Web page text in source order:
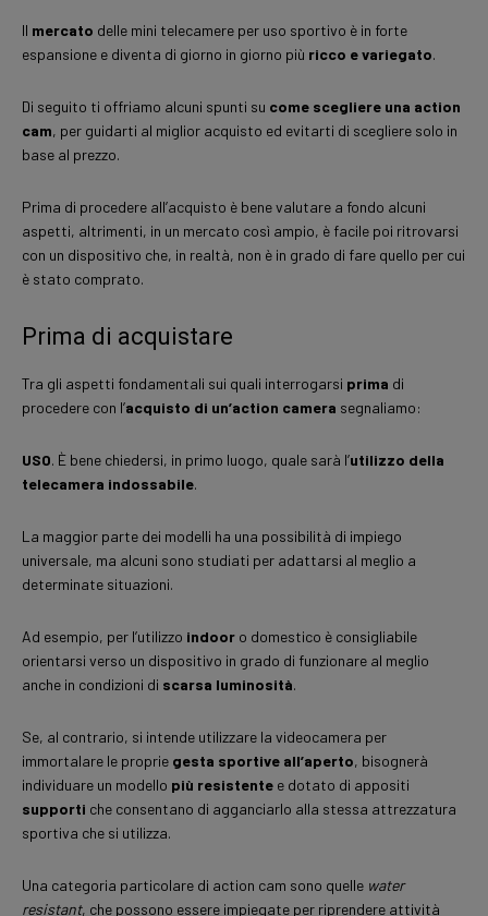
Il mercato delle mini telecamere per uso sportivo è in forte
espansione e diventa di giorno in giorno più ricco e variegato.
Di seguito ti offriamo alcuni spunti su come scegliere una action
cam, per guidarti al miglior acquisto ed evitarti di scegliere solo in
base al prezzo.
Prima di procedere all’acquisto è bene valutare a fondo alcuni
aspetti, altrimenti, in un mercato così ampio, è facile poi ritrovarsi
con un dispositivo che, in realtà, non è in grado di fare quello per cui
è stato comprato.
Prima di acquistare
Tra gli aspetti fondamentali sui quali interrogarsi prima di
procedere con l’acquisto di un’action camera segnaliamo:
USO. È bene chiedersi, in primo luogo, quale sarà l’utilizzo della
telecamera indossabile.
La maggior parte dei modelli ha una possibilità di impiego
universale, ma alcuni sono studiati per adattarsi al meglio a
determinate situazioni.
Ad esempio, per l’utilizzo indoor o domestico è consigliabile
orientarsi verso un dispositivo in grado di funzionare al meglio
anche in condizioni di scarsa luminosità.
Se, al contrario, si intende utilizzare la videocamera per
immortalare le proprie gesta sportive all’aperto, bisognerà
individuare un modello più resistente e dotato di appositi
supporti che consentano di agganciarlo alla stessa attrezzatura
sportiva che si utilizza.
Una categoria particolare di action cam sono quelle water
resistant, che possono essere impiegate per riprendere attività